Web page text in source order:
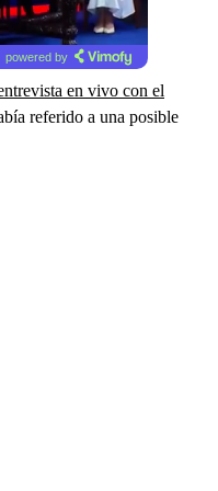
powered by
en vivo con el
referido a una posible